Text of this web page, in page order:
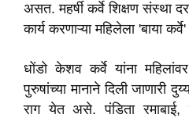
असत. महर्षी कर्वे शिक्षण संस्था
कार्य करणाऱ्या महिलेला 'बाया
धोंडो केशव कर्वे यांना
पुरुषांच्या मानाने दिली जाणारी
राग येत असे. पंडिता रमाबाई,